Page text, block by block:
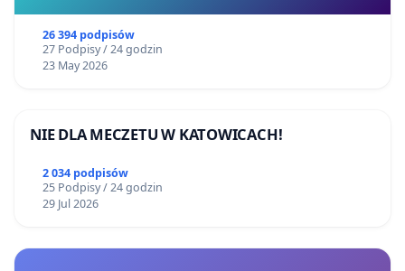
26 394 podpisów
27 Podpisy / 24 godzin
23 May 2026
NIE DLA MECZETU W KATOWICACH!
2 034 podpisów
25 Podpisy / 24 godzin
29 Jul 2026